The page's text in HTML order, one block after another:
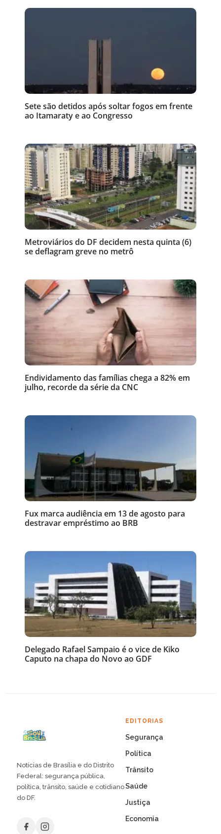
Sete são detidos após soltar fogos em frente
ao Itamaraty e ao Congresso
Metroviários do DF decidem nesta quinta (6)
se deflagram greve no metrô
Endividamento das famílias chega a 82% em
julho, recorde da série da CNC
Fux marca audiência em 13 de agosto para
destravar empréstimo ao BRB
Delegado Rafael Sampaio é o vice de Kiko
Caputo na chapa do Novo ao GDF
Notícias de Brasília e do Distrito
Federal: segurança pública,
política, trânsito, saúde e cotidiano
do DF.
EDITORIAS
Segurança
Política
Trânsito
Saúde
Justiça
Economia